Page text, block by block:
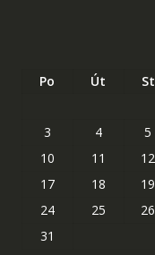
Po Út St
3
4 5
10
11 12
17
18 19
24
25 26
31